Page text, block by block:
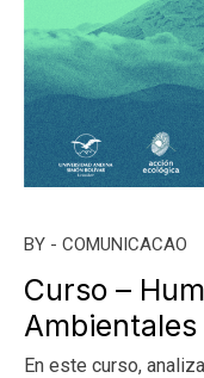
BY - COMUNICACAO
Curso –
En este curso,